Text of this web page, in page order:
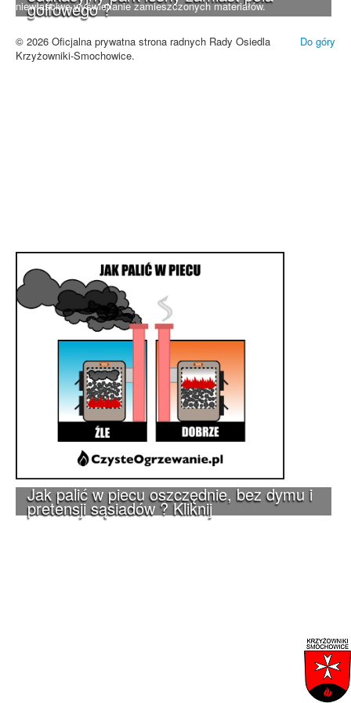
golfowego ?
Jak palić w piecu oszczędnie, bez dymu i
pretensji sąsiadów ? Kliknij
niewłaściwe wyświetlanie zamieszczonych materiałów.
Do góry
© 2026 Oficjalna prywatna strona radnych Rady Osiedla
Krzyżowniki-Smochowice.